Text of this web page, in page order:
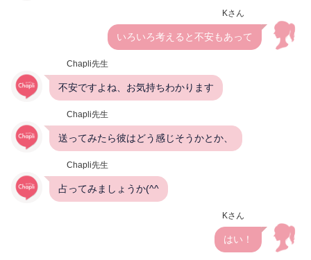
Kさん
いろいろ考えると不安もあって
Chapli先生
不安ですよね、お気持ちわかります
Chapli先生
送ってみたら彼はどう感じそうかとか、
Chapli先生
占ってみましょうか(^^
Kさん
はい！